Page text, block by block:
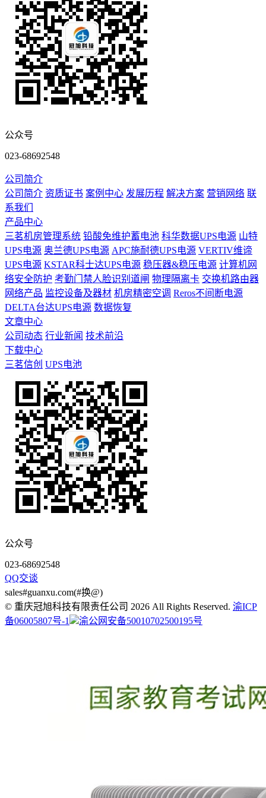
公众号
023-68692548
公司简介
公司简介 资质证书 案例中心 发展历程 解决方案 营销网络 联
系我们
产品中心
三茗机房管理系统 铅酸免维护蓄电池 科华数据UPS电源 山特
UPS电源 奥兰德UPS电源 APC施耐德UPS电源 VERTIV维谛
UPS电源 KSTAR科士达UPS电源 稳压器&稳压电源 计算机网
络安全防护 考勤门禁人脸识别道闸 物理隔离卡 交换机路由器
网络产品 监控设备及器材 机房精密空调 Reros不间断电源
DELTA台达UPS电源 数据恢复
文章中心
公司动态 行业新闻 技术前沿
下载中心
三茗信创 UPS电池
公众号
023-68692548
QQ交谈
sales#guanxu.com(#换@)
© 重庆冠旭科技有限责任公司 2026 All Rights Reserved. 渝ICP
备06005807号-1
渝公网安备50010702500195号